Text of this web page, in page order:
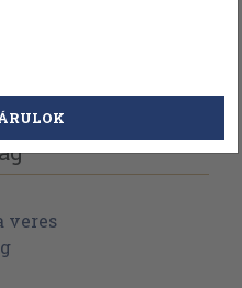
Válasszon példányt